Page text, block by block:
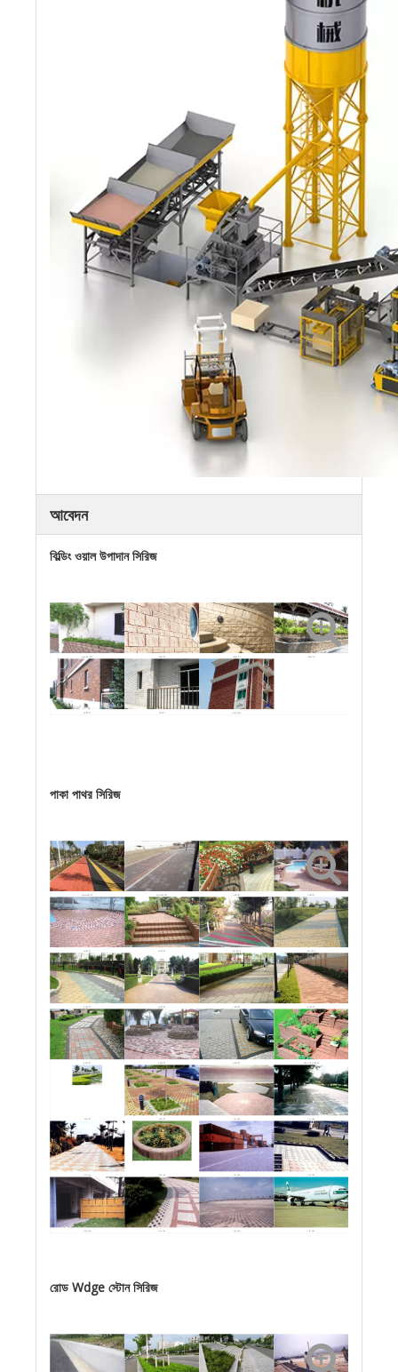
আবেদন
বিল্ডিং ওয়াল উপাদান সিরিজ
ফুলের বিছানা ইট বিভক্ত ইট বিভক্ত ইট বিভক্ত ইট
প্রাচীর ইট কঠিন ইট ওয়াল টাইলস
পাকা পাথর সিরিজ
প্রবেশযোগ্য ইট প্রবেশযোগ্য ইট প্রাচীন ইট প্রাচীন ইট
প্রাচীন ইট প্রাচীন ইট চেইন ফুটপাথ চেইন ফুটপাথ
ফুটপাথ ইট প্রাচীন ইট প্রাচীন ইট ফুটপাথ ইট
ফুটপাথ ইট ফুটপাথ ইট ফুটপাথ ইট বিভক্ত ইট, ফুটপাথ ইট
ঘাসের ইট ঘাসের ইট পাকা পাথর পাকা পাথর
পাকা পাথর পাকা পাথর পাকা পাথর পাকা পাথর
পাকা পাথর পাকা পাথর পাকা পাথর পাকা পাথর
রোড Wdge স্টোন সিরিজ